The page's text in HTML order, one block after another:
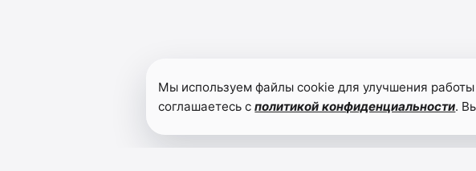
Мы используем файлы cookie для улучшения
соглашаетесь сполитикой конфиденциальности.